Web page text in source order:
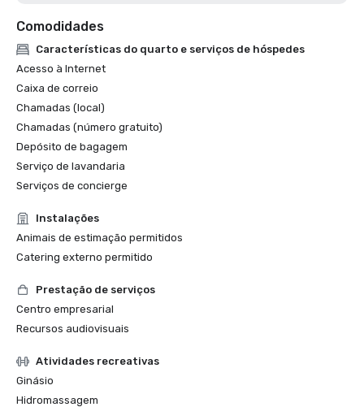
Comodidades
Características do quarto e serviços de hóspedes
Acesso à Internet
Caixa de correio
Chamadas (local)
Chamadas (número gratuito)
Depósito de bagagem
Serviço de lavandaria
Serviços de concierge
Instalações
Animais de estimação permitidos
Catering externo permitido
Prestação de serviços
Centro empresarial
Recursos audiovisuais
Atividades recreativas
Ginásio
Hidromassagem